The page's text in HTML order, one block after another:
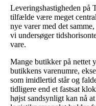
Leveringshastigheden på
tilfælde være meget
nye varer med det
vi undersøger
vare.
Mange butikker på nettet
butikkens varenumre,
som imidlertid står og
tidligere end et fastsat
højst sandsynligt kan nå